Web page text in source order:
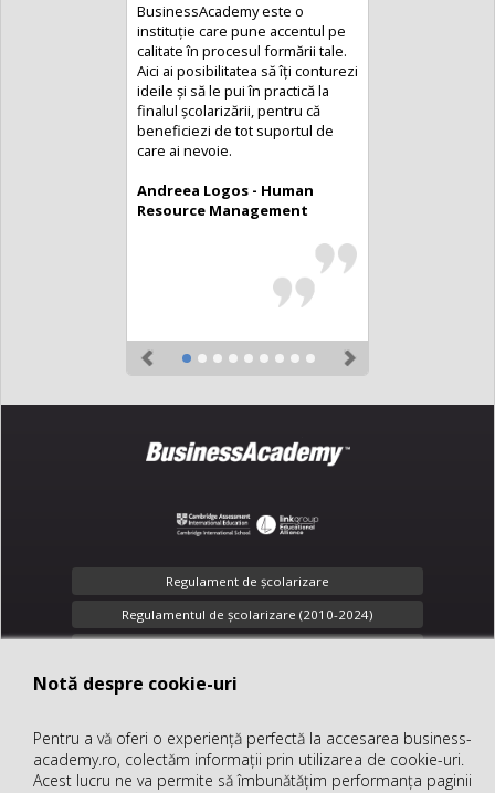
Notă despre cookie-uri
Pentru a vă oferi o experiență perfectă la accesarea business-
academy.ro, colectăm informații prin utilizarea de cookie-uri.
Acest lucru ne va permite să îmbunătățim performanța paginii
BusinessAcademy este o
instituție care pune accentul pe
calitate în procesul formării tale.
Aici ai posibilitatea să îți conturezi
ideile și să le pui în practică la
finalul școlarizării, pentru că
beneficiezi de tot suportul de
care ai nevoie.
Andreea Logos - Human
Resource Management
Regulament de şcolarizare
Regulamentul de școlarizare (2010-2024)
Confidenţialitate
office@business-academy.ro
+40 (312) 289 318
Notă despre cookie-uri
Pentru a vă oferi o experiență perfectă la accesarea business-
academy.ro, colectăm informații prin utilizarea de cookie-uri.
Acest lucru ne va permite să îmbunătățim performanța paginii